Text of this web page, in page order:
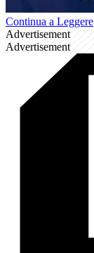
Continua a Leggere
Advertisement
Advertisement